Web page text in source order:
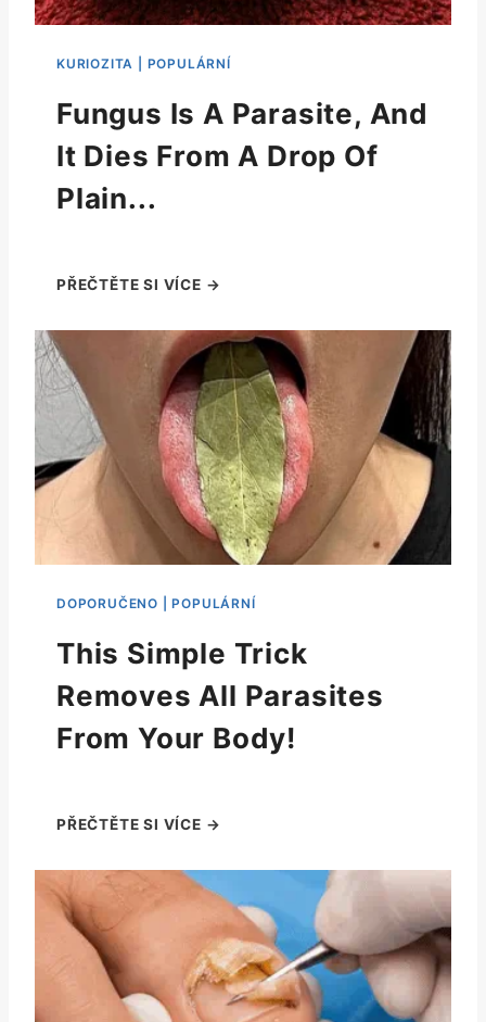
Fungus Is A Parasite, And
It Dies From A Drop Of
Plain...
This Simple Trick
Removes All Parasites
From Your Body!